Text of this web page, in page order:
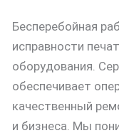
Бесперебойная
исправности
оборудования.
обеспечивает
качественный
и бизнеса. Мы